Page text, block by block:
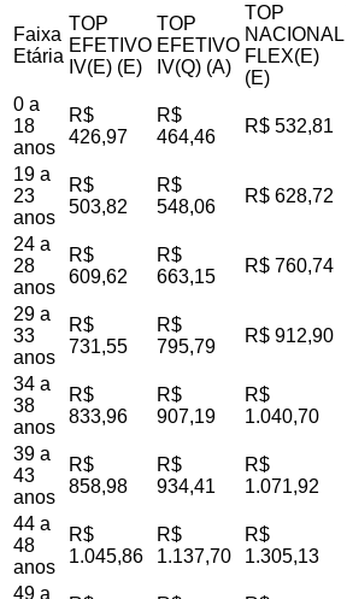
Faixa
Etária
TOP
EFETIVO
IV(E) (E)
TOP
EFETIVO
IV(Q) (A)
TOP
NACIONAL
FLEX(E)
(E)
0 a
18
anos
R$
426,97
R$
464,46
R$ 532,81
19 a
23
anos
R$
503,82
R$
548,06
R$ 628,72
24 a
28
anos
R$
609,62
R$
663,15
R$ 760,74
29 a
33
anos
R$
731,55
R$
795,79
R$ 912,90
34 a
38
anos
R$
833,96
R$
907,19
R$
1.040,70
39 a
43
anos
R$
858,98
R$
934,41
R$
1.071,92
44 a
48
anos
R$
1.045,86
R$
1.137,70
R$
1.305,13
49 a